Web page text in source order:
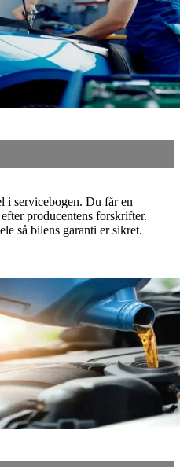
i servicebogen. Du får en
efter producentens forskrifter.
så bilens garanti er sikret.